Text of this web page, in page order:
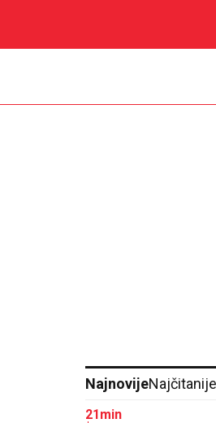
NajnovijeNajčitanije
21min